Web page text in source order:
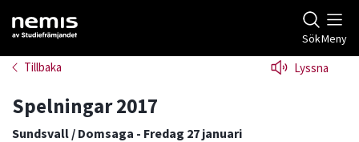
Gå till studiefrämjandets startsida SökMeny
Tillbaka Lyssna
Spelningar 2017
Sundsvall / Domsaga - Fredag 27 januari